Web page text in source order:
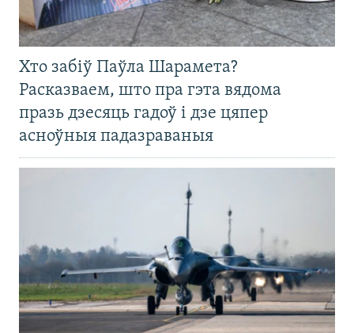
Хто забіў Паўла Шарамета?
Расказваем, што пра гэта вядома
празь дзесяць гадоў і дзе цяпер
асноўныя падазраваныя